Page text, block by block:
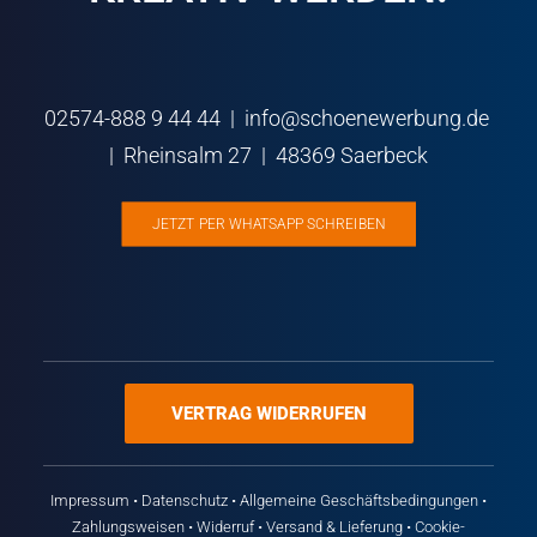
02574-888 9 44 44 | ed.gnubreweneohcs@ofni
| Rheinsalm 27 | 48369 Saerbeck
JETZT PER WHATSAPP SCHREIBEN
VERTRAG WIDERRUFEN
Impressum • Datenschutz • Allgemeine Geschäftsbedingungen •
Zahlungsweisen • Widerruf• Versand & Lieferung • Cookie-